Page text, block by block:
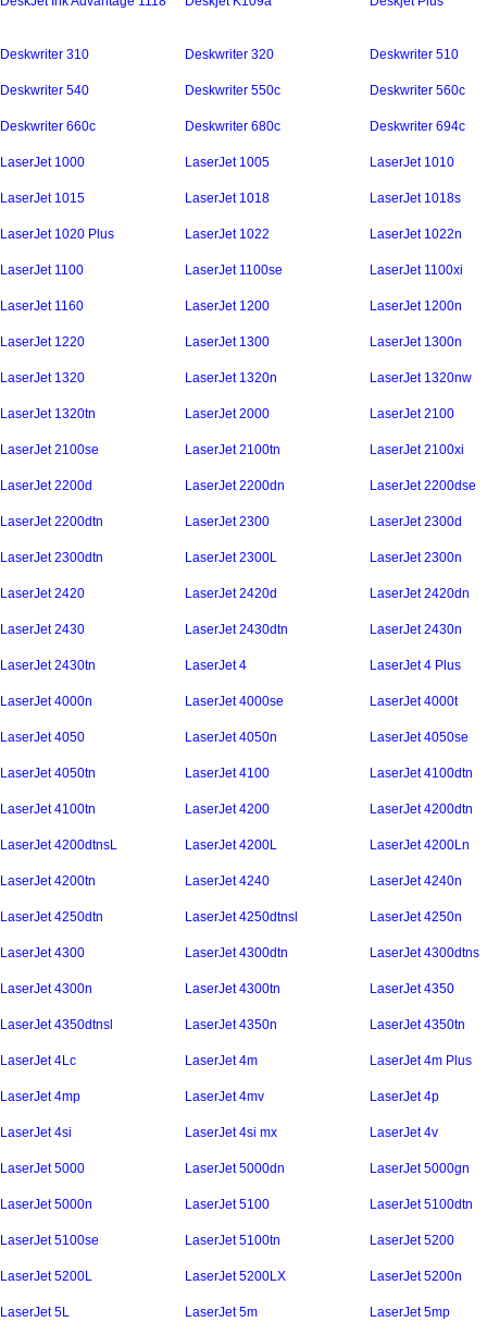
Deskwriter 310 Deskwriter 320 Deskwriter 510
Deskwriter 540 Deskwriter 550c Deskwriter 560c
Deskwriter 660c Deskwriter 680c Deskwriter 694c
LaserJet 1000 LaserJet 1005 LaserJet 1010
LaserJet 1015 LaserJet 1018 LaserJet 1018s
LaserJet 1020 Plus LaserJet 1022 LaserJet 1022n
LaserJet 1100 LaserJet 1100se LaserJet 1100xi
LaserJet 1160 LaserJet 1200 LaserJet 1200n
LaserJet 1220 LaserJet 1300 LaserJet 1300n
LaserJet 1320 LaserJet 1320n LaserJet 1320nw
LaserJet 1320tn LaserJet 2000 LaserJet 2100
LaserJet 2100se LaserJet 2100tn LaserJet 2100xi
LaserJet 2200d LaserJet 2200dn LaserJet 2200dse
LaserJet 2200dtn LaserJet 2300 LaserJet 2300d
LaserJet 2300dtn LaserJet 2300L LaserJet 2300n
LaserJet 2420 LaserJet 2420d LaserJet 2420dn
LaserJet 2430 LaserJet 2430dtn LaserJet 2430n
LaserJet 2430tn LaserJet 4 LaserJet 4 Plus
LaserJet 4000n LaserJet 4000se LaserJet 4000t
LaserJet 4050 LaserJet 4050n LaserJet 4050se
LaserJet 4050tn LaserJet 4100 LaserJet 4100dtn
LaserJet 4100tn LaserJet 4200 LaserJet 4200dtn
LaserJet 4200dtnsL LaserJet 4200L LaserJet 4200Ln
LaserJet 4200tn LaserJet 4240 LaserJet 4240n
LaserJet 4250dtn LaserJet 4250dtnsl LaserJet 4250n
LaserJet 4300 LaserJet 4300dtn LaserJet 4300dtns
LaserJet 4300n LaserJet 4300tn LaserJet 4350
LaserJet 4350dtnsl LaserJet 4350n LaserJet 4350tn
LaserJet 4Lc LaserJet 4m LaserJet 4m Plus
LaserJet 4mp LaserJet 4mv LaserJet 4p
LaserJet 4si LaserJet 4si mx LaserJet 4v
LaserJet 5000 LaserJet 5000dn LaserJet 5000gn
LaserJet 5000n LaserJet 5100 LaserJet 5100dtn
LaserJet 5100se LaserJet 5100tn LaserJet 5200
LaserJet 5200L LaserJet 5200LX LaserJet 5200n
LaserJet 5L LaserJet 5m LaserJet 5mp